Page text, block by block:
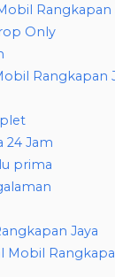
Rangkapan
Only
Rangkapan
24 Jam
prima
Jaya
Mobil